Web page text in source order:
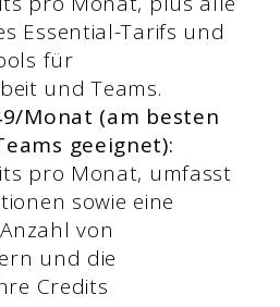
Essential-Tarifs und
für
und Teams.
Monat (am besten
geeignet):
pro Monat, umfasst
sowie eine
von
und die
Credits